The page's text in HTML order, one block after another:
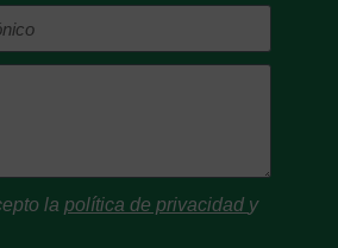
la política de privacidad y